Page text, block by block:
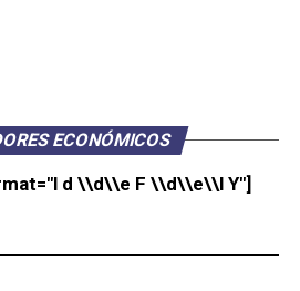
ECONÓMICOS
d \\d\\e F \\d\\e\\l Y"]